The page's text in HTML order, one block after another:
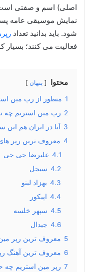
اصلی) اسم و صفتی
نمایش موسیقی عامه
شود. باید بدانید تعداد
فعالیت می کنند؛ بسیار
محتوا پنهان
1 منظور از رپ مین
2 رپ مین استریم چه
3 آیا در ایران هم
4 معروف ترین رپر
4.1 علیرضا جی جی
4.2 سیجل
4.3 بهزاد لیتو
4.4 اپیکور
4.5 سپهر خلسه
4.6 جیدال
5 معروف ترین رپر
6 معروف ترین آهنگ
7 رپر مین استریم چه